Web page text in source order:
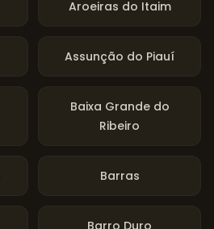
Aroeiras do Itaim
Assunção do Piauí
Baixa Grande do
Ribeiro
Barras
Barro Duro